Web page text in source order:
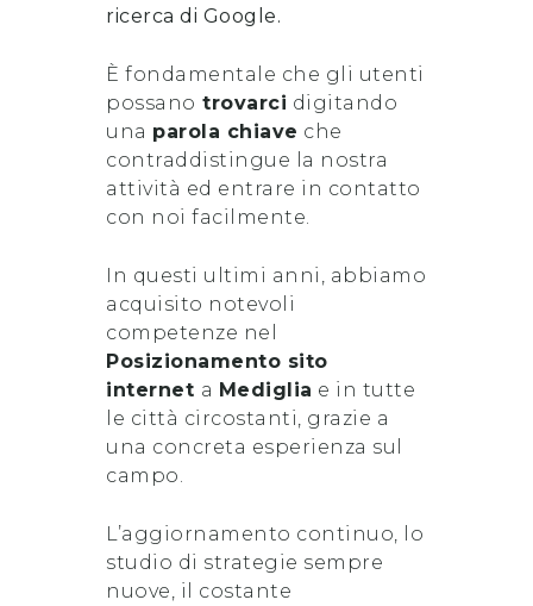
ricerca di Google.
È fondamentale che gli utenti
possano trovarci digitando
una parola chiave che
contraddistingue la nostra
attività ed entrare in contatto
con noi facilmente.
In questi ultimi anni, abbiamo
acquisito notevoli
competenze nel
Posizionamento sito
internet a Mediglia e in tutte
le città circostanti, grazie a
una concreta esperienza sul
campo.
L’aggiornamento continuo, lo
studio di strategie sempre
nuove, il costante